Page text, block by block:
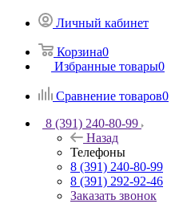
Личный кабинет
Корзина0
Избранные товары0
Сравнение товаров0
8 (391) 240-80-99
Назад
Телефоны
8 (391) 240-80-99
8 (391) 292-92-46
Заказать звонок